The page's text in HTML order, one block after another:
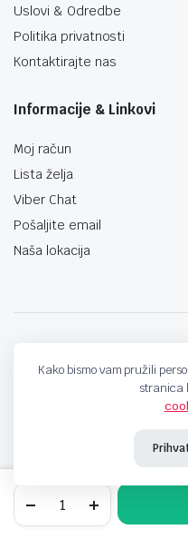
zamjenski
Uslovi & Odredbe
Politika privatnosti
Kontaktirajte nas
Informacije & Linkovi
Moj račun
Lista želja
Viber Chat
Pošaljite email
Naša lokacija
Kako bismo vam pružili
stranica
STORE SEARCH